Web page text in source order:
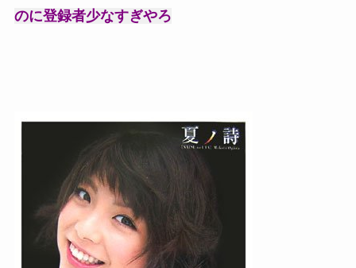
む323本追加！人気プレステージ...
Powered by livedoor 相互RSS
のに登録者少なすぎやろ